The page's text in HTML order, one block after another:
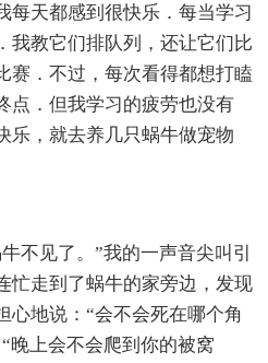
每天都感到很快乐．每当学习
我教它们排队列，还让它们比
赛．不过，每次看得都想打瞌
点．但我学习的疲劳也没有
乐，就去养几只蜗牛做宠物
不见了。”我的一声音尖叫引
忙走到了蜗牛的家旁边，发现
心地说：“会不会死在哪个角
晚上会不会爬到你的被窝